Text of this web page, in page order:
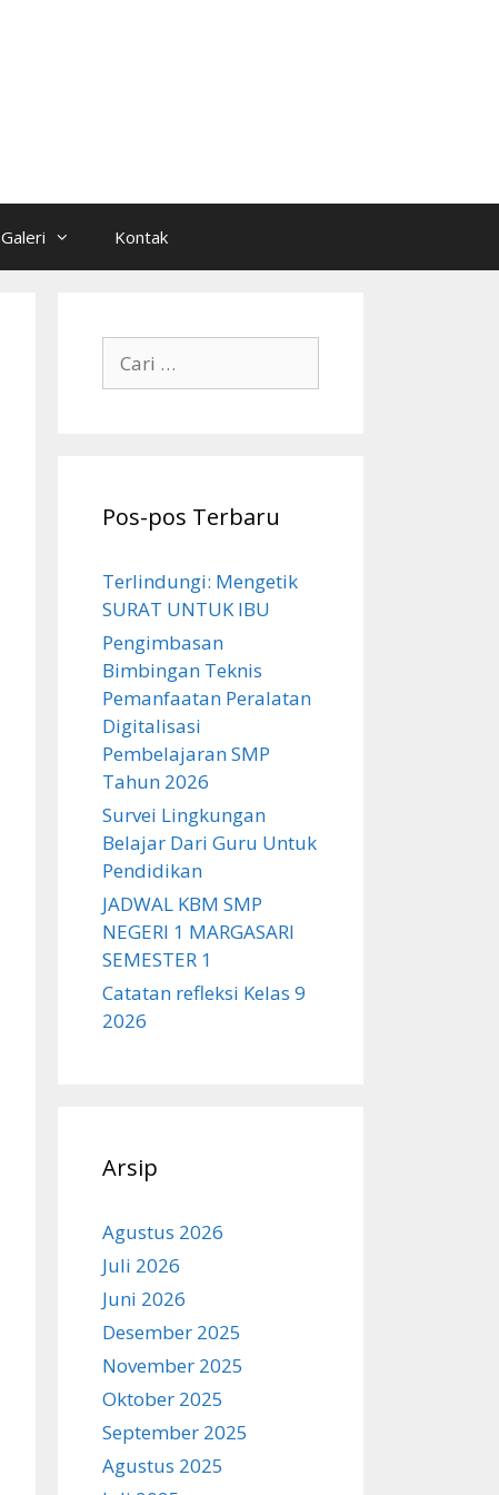
Galeri Kontak
untuk:
Pos-pos Terbaru
Terlindungi: Mengetik
SURAT UNTUK IBU
Pengimbasan
Bimbingan Teknis
Pemanfaatan Peralatan
Digitalisasi
Pembelajaran SMP
Tahun 2026
Survei Lingkungan
Belajar Dari Guru Untuk
Pendidikan
JADWAL KBM SMP
NEGERI 1 MARGASARI
SEMESTER 1
Catatan refleksi Kelas 9
2026
Arsip
Agustus 2026
Juli 2026
Juni 2026
Desember 2025
November 2025
Oktober 2025
September 2025
Agustus 2025